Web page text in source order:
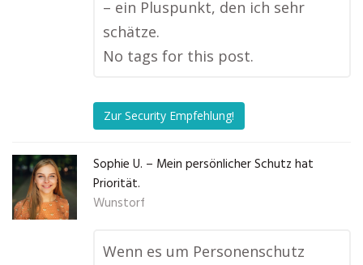
– ein Pluspunkt, den ich sehr
schätze.
No tags for this post.
Zur Security Empfehlung!
Sophie U. – Mein persönlicher Schutz hat
Priorität.
Wunstorf
Wenn es um Personenschutz